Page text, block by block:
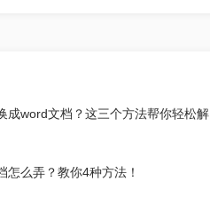
成word文档？这三个方法帮你轻松解
怎么弄？教你4种方法！